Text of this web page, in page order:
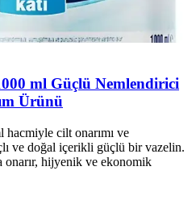
ml Güçlü Nemlendirici
Ürünü
cilt onarımı ve
ve doğal içerikli güçlü bir vazelin.
onarır, hijyenik ve ekonomik